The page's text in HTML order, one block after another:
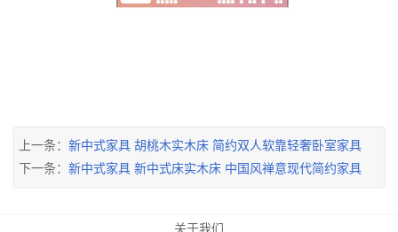
上一条： 新中式家具 胡桃木实木床 简约双人软靠轻奢卧室家具
下一条： 新中式家具 新中式床实木床 中国风禅意现代简约家具
关于我们